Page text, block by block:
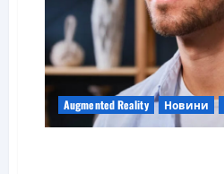
Augmented Reality Новини